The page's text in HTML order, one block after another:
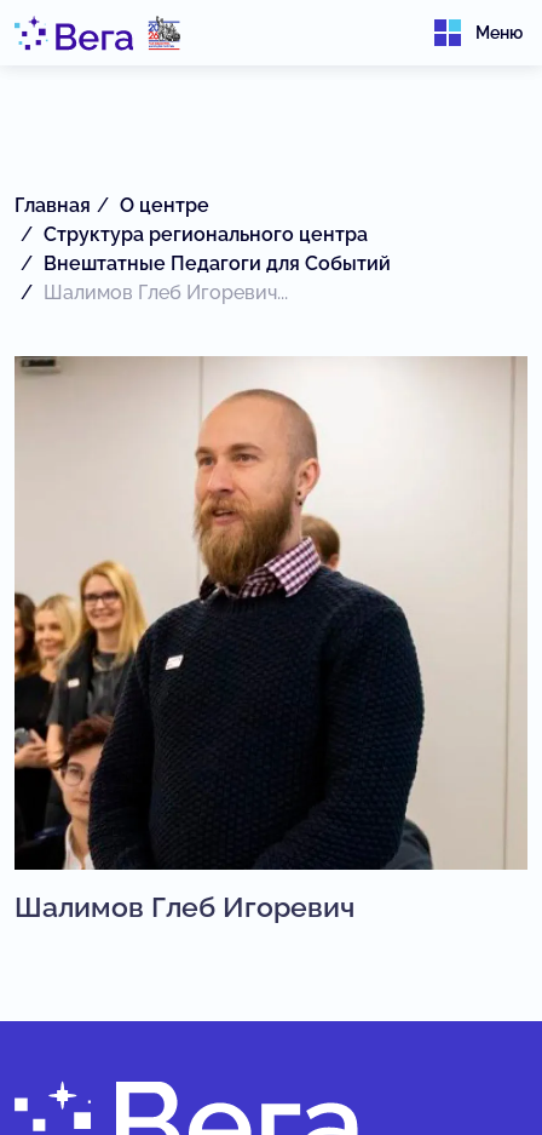
Меню
Главная
О центре
Структура регионального центра
Внештатные Педагоги для Событий
Шалимов Глеб Игоревич...
Шалимов Глеб Игоревич